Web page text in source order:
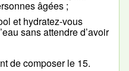
âgées ;
et hydratez-vous
sans attendre d’avoir
de composer le 15.